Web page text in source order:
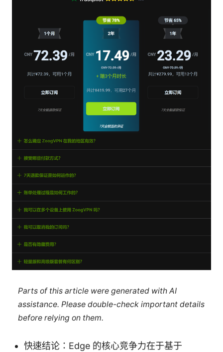
Parts of this article were generated with AI
assistance. Please double-check important details
before relying on them.
快速结论：Edge 的核心竞争力在于基于